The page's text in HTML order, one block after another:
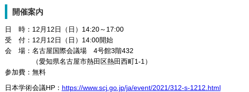
開催案内
日 時： 12月12日（日）14:20～17:00
受 付： 12月12日（日）14:00開始
会 場： 名古屋国際会議場 4号館3階432
（愛知県名古屋市熱田区熱田西町1-1）
参加費： 無料
日本学術会議HP： https://www.scj.go.jp/ja/event/2021/312-s-1212.html